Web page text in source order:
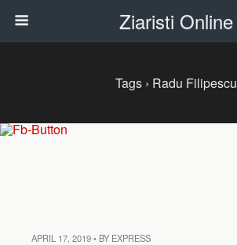
Ziaristi Online
Tags › Radu Filipescu
APRIL 17, 2019 • BY EXPRESS